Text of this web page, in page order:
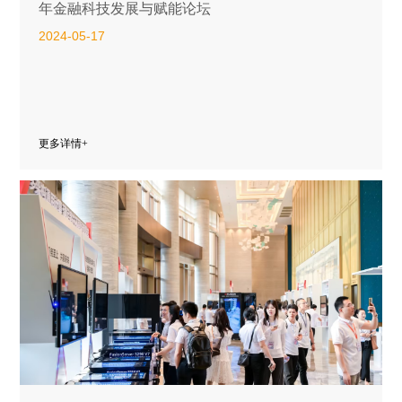
年金融科技发展与赋能论坛
2024-05-17
更多详情+